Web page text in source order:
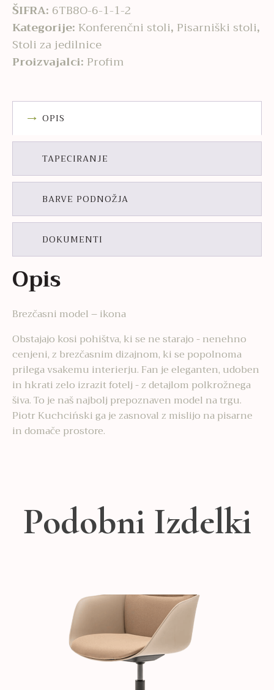
ŠIFRA: 6TB8O-6-1-1-2
Kategorije:Konferenčni stoli, Pisarniški stoli,
Stoli za jedilnice
Proizvajalci: Profim
OPIS
TAPECIRANJE
BARVE PODNOŽJA
DOKUMENTI
Opis
Brezčasni model – ikona
Obstajajo kosi pohištva, ki se ne starajo - nenehno
cenjeni, z brezčasnim dizajnom, ki se popolnoma
prilega vsakemu interierju. Fan je eleganten, udoben
in hkrati zelo izrazit fotelj - z detajlom polkrožnega
šiva. To je naš najbolj prepoznaven model na trgu.
Piotr Kuchciński ga je zasnoval z mislijo na pisarne
in domače prostore.
Podobni Izdelki